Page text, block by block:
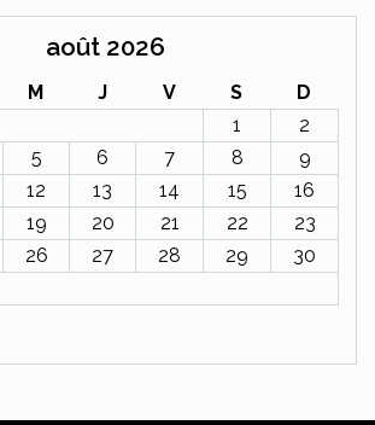
août 2026
M J V S
D
1
2
5 6 7 8
9
12 13 14 15
16
19 20 21 22
23
26 27 28 29
30